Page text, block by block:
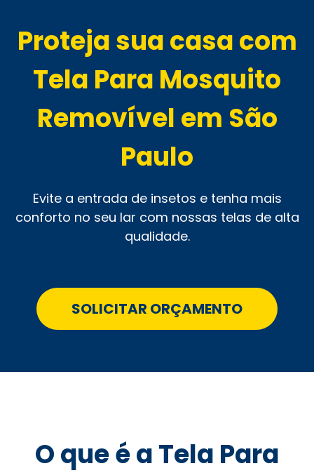
Proteja sua casa com
Tela Para Mosquito
Removível em São
Paulo
Evite a entrada de insetos e tenha mais
conforto no seu lar com nossas telas de alta
qualidade.
SOLICITAR ORÇAMENTO
O que é a Tela Para